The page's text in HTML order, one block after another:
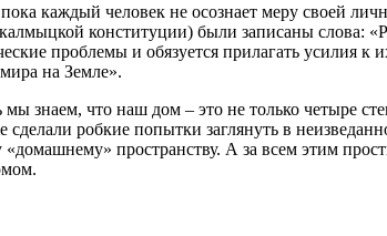
каждый человек не осознает меру своей
конституции) были записаны слова:
проблемы и обязуется прилагать усилия к
на Земле».
знаем, что наш дом – это не только четыре
робкие попытки заглянуть в
пространству. А за всем этим